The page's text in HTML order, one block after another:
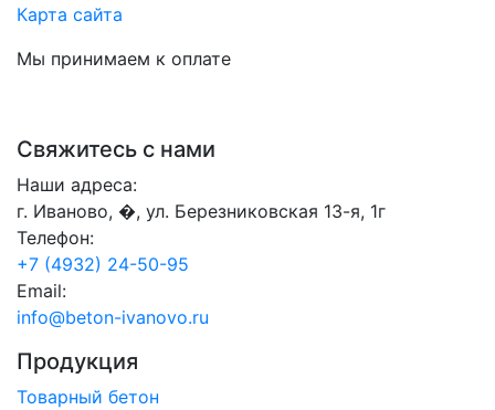
Карта сайта
Мы принимаем к оплате
Свяжитесь с нами
Наши адреса:
г. Иваново, �, ул. Березниковская 13-я, 1г
Телефон:
+7 (4932) 24-50-95
Email:
info@beton-ivanovo.ru
Продукция
Товарный бетон